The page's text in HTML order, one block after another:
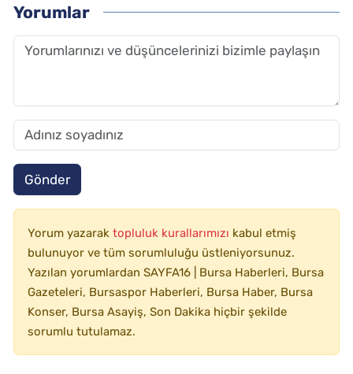
Yorumlar
Gönder
Yorum yazarak topluluk kurallarımızı kabul etmiş
bulunuyor ve tüm sorumluluğu üstleniyorsunuz.
Yazılan yorumlardan SAYFA16 | Bursa Haberleri, Bursa
Gazeteleri, Bursaspor Haberleri, Bursa Haber, Bursa
Konser, Bursa Asayiş, Son Dakika hiçbir şekilde
sorumlu tutulamaz.